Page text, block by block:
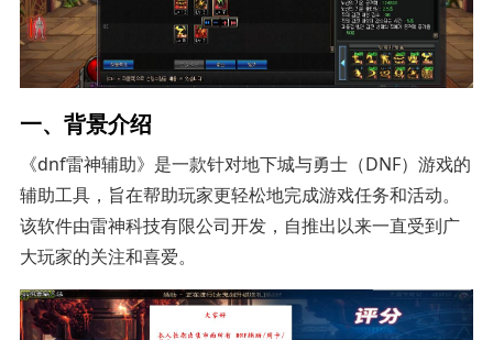
一、背景介绍
《dnf雷神辅助》是一款针对地下城与勇士（DNF）游戏的
辅助工具，旨在帮助玩家更轻松地完成游戏任务和活动。
该软件由雷神科技有限公司开发，自推出以来一直受到广
大玩家的关注和喜爱。